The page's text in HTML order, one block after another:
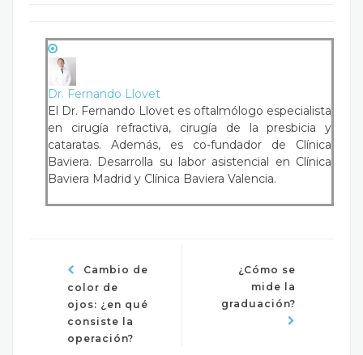
Dr. Fernando Llovet
El Dr. Fernando Llovet es oftalmólogo especialista
en cirugía refractiva, cirugía de la presbicia y
cataratas. Además, es co-fundador de Clínica
Baviera. Desarrolla su labor asistencial en Clínica
Baviera Madrid y Clínica Baviera Valencia.
Cambio de
color de
ojos: ¿en qué
consiste la
operación?
¿Cómo se
mide la
graduación?